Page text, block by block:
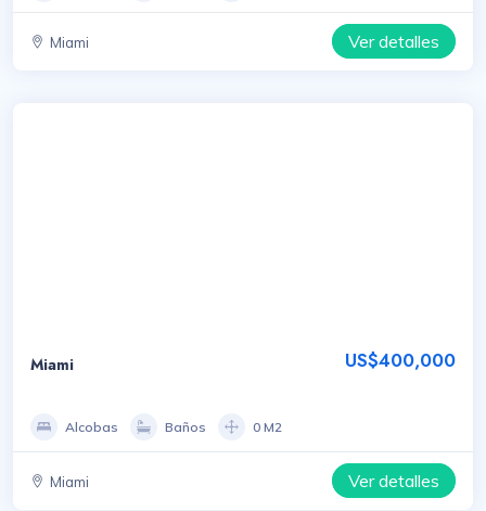
Miami Ver detalles
Miami US$400,000
Alcobas Baños 0 M2
Miami Ver detalles